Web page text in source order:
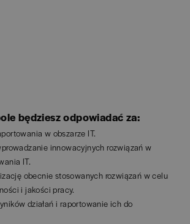
będziesz odpowiadać za:
w obszarze IT.
innowacyjnych rozwiązań w
IT.
obecnie stosowanych rozwiązań w celu
i jakości pracy.
działań i raportowanie ich do